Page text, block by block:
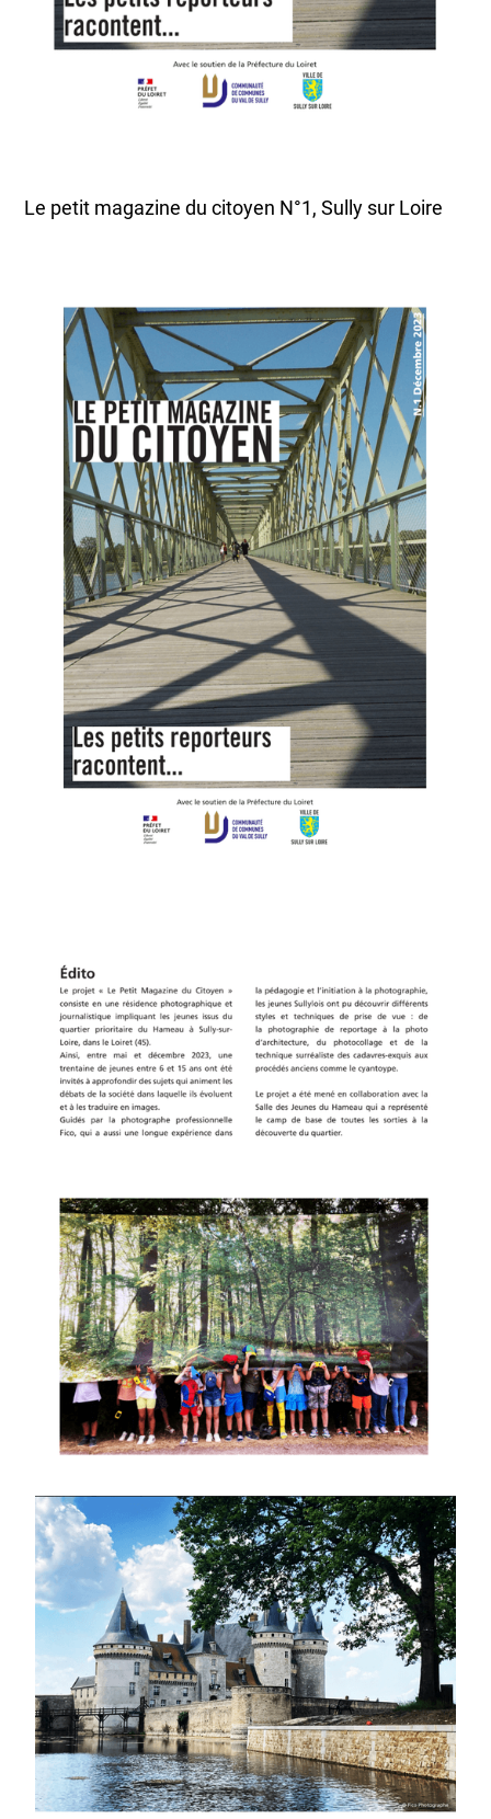
Le petit magazine du citoyen N°1, Sully sur Loire